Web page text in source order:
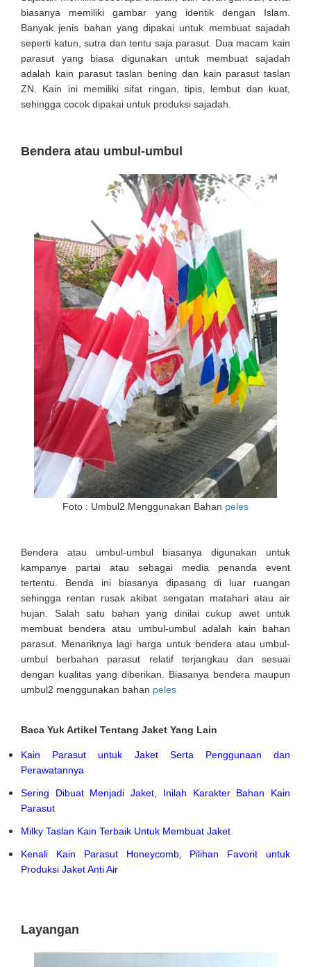
biasanya memiliki gambar yang identik dengan Islam.
Banyak jenis bahan yang dipakai untuk membuat sajadah
seperti katun, sutra dan tentu saja parasut. Dua macam kain
parasut yang biasa digunakan untuk membuat sajadah
adalah kain parasut taslan bening dan kain parasut taslan
ZN. Kain ini memiliki sifat ringan, tipis, lembut dan kuat,
sehingga cocok dipakai untuk produksi sajadah.
Bendera atau umbul-umbul
Foto : Umbul2 Menggunakan Bahan peles
Bendera atau umbul-umbul biasanya digunakan untuk
kampanye partai atau sebagai media penanda event
tertentu. Benda ini biasanya dipasang di luar ruangan
sehingga rentan rusak akibat sengatan matahari atau air
hujan. Salah satu bahan yang dinilai cukup awet untuk
membuat bendera atau umbul-umbul adalah kain bahan
parasut. Menariknya lagi harga untuk bendera atau umbul-
umbul berbahan parasut relatif terjangkau dan sesuai
dengan kualitas yang diberikan. Biasanya bendera maupun
umbul2 menggunakan bahan peles
Baca Yuk Artikel Tentang Jaket Yang Lain
Kain Parasut untuk Jaket Serta Penggunaan dan
Perawatannya
Sering Dibuat Menjadi Jaket, Inilah Karakter Bahan Kain
Parasut
Milky Taslan Kain Terbaik Untuk Membuat Jaket
Kenali Kain Parasut Honeycomb, Pilihan Favorit untuk
Produksi Jaket Anti Air
Layangan